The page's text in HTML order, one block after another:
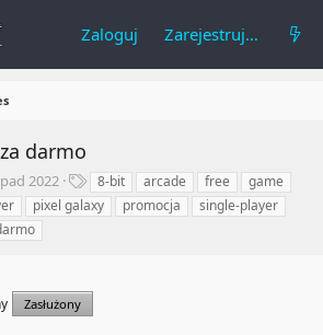
Zaloguj Zarejestruj się
darmo
2022
T
a
g
8-bit arcade free
game
pixel galaxy promocja
single-player
Zasłużony